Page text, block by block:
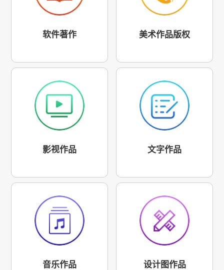
软件著作 美术作品版权
影视作品 文字作品
音乐作品 设计图作品